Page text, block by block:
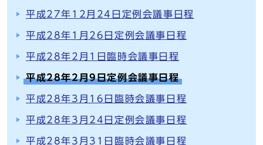
平成27年12月24日定例会議事日程
平成28年1月26日定例会議事日程
平成28年2月1日臨時会議事日程
平成28年2月9日定例会議事日程
平成28年3月16日臨時会議事日程
平成28年3月24日定例会議事日程
平成28年3月31日臨時会議事日程